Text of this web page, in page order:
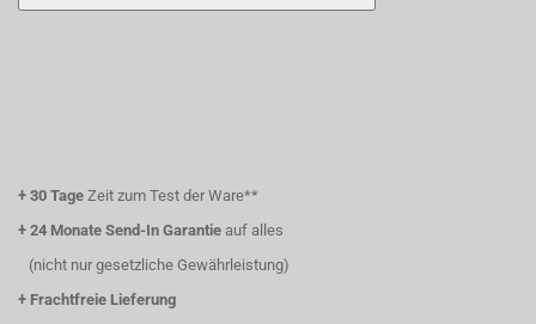
+ 30 Tage Zeit zum Test der Ware**
+ 24 Monate Send-In Garantie auf alles
(nicht nur gesetzliche Gewährleistung)
+ Frachtfreie Lieferung